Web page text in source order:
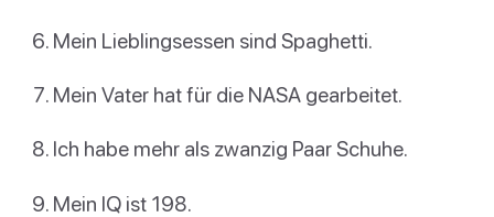
Mein Lieblingsessen sind Spaghetti.
Mein Vater hat für die NASA gearbeitet.
Ich habe mehr als zwanzig Paar Schuhe.
Mein IQ ist 198.